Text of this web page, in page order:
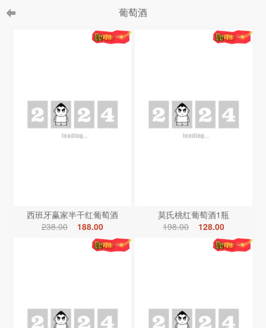
葡萄酒
西班牙赢家半干红葡萄酒
238.00
188.00
莫氏桃红葡萄酒1瓶
198.00
128.00